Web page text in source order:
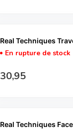
Real Techniques
En rupture de stock
Prix normal
30,95
Real Techniques